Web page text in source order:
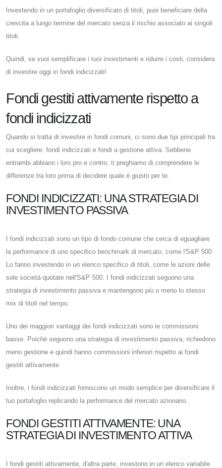
Investendo in un portafoglio diversificato di titoli, puoi beneficiare della
crescita a lungo termine del mercato senza il rischio associato ai singoli
titoli.
Quindi, se vuoi semplificare i tuoi investimenti e ridurre i costi, considera
di investire oggi in fondi indicizzati!
Fondi gestiti attivamente rispetto a
fondi indicizzati
Quando si tratta di investire in fondi comuni, ci sono due tipi principali tra
cui scegliere: fondi indicizzati e fondi a gestione attiva. Sebbene
entrambi abbiano i loro pro e contro, ti preghiamo di comprendere le
differenze tra loro prima di decidere quale è giusto per te.
FONDI INDICIZZATI: UNA STRATEGIA DI
INVESTIMENTO PASSIVA
I fondi indicizzati sono un tipo di fondo comune che cerca di eguagliare
la performance di uno specifico benchmark di mercato, come l'S&P 500.
Lo fanno investendo in un elenco specifico di titoli, come le azioni delle
sole società quotate nell'S&P 500. I fondi indicizzati seguono una
strategia di investimento passiva e mantengono più o meno lo stesso
mix di titoli nel tempo.
Uno dei maggiori vantaggi dei fondi indicizzati sono le commissioni
basse. Poiché seguono una strategia di investimento passiva, richiedono
meno gestione e quindi hanno commissioni inferiori rispetto ai fondi
gestiti attivamente.
Inoltre, i fondi indicizzati forniscono un modo semplice per diversificare il
tuo portafoglio replicando la performance del mercato azionario.
FONDI GESTITI ATTIVAMENTE: UNA
STRATEGIA DI INVESTIMENTO ATTIVA
I fondi gestiti attivamente, d'altra parte, investono in un elenco variabile